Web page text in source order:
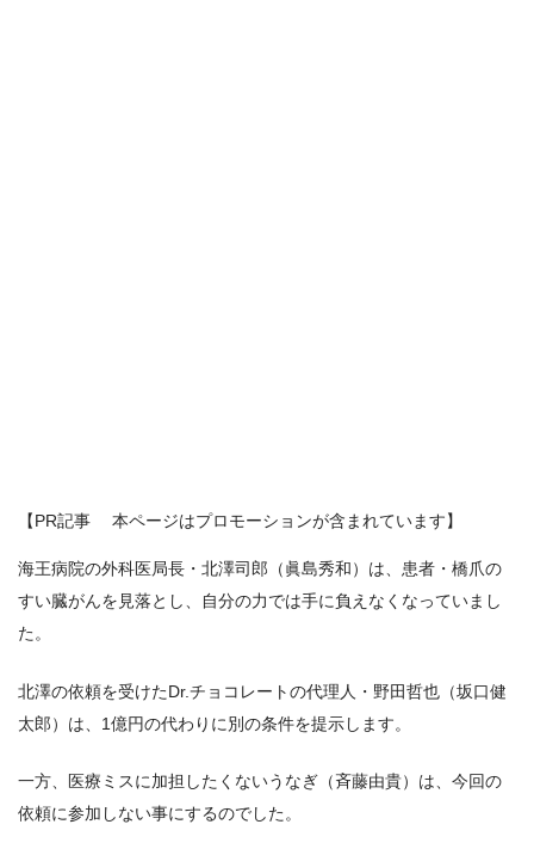
【PR記事 本ページはプロモーションが含まれています】
海王病院の外科医局長・北澤司郎（眞島秀和）は、患者・橋爪の
すい臓がんを見落とし、自分の力では手に負えなくなっていまし
た。
北澤の依頼を受けたDr.チョコレートの代理人・野田哲也（坂口健
太郎）は、1億円の代わりに別の条件を提示します。
一方、医療ミスに加担したくないうなぎ（斉藤由貴）は、今回の
依頼に参加しない事にするのでした。